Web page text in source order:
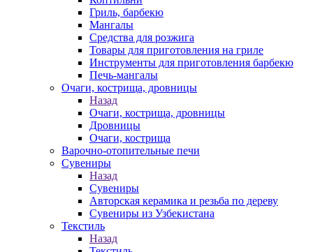
Гриль, барбекю
Мангалы
Средства для розжига
Товары для приготовления на гриле
Инструменты для приготовления барбекю
Печь-мангалы
Очаги, кострища, дровницы
Назад
Очаги, кострища, дровницы
Дровницы
Очаги, кострища
Варочно-отопительные печи
Сувениры
Назад
Сувениры
Авторская керамика и резьба по дереву
Сувениры из Узбекистана
Текстиль
Назад